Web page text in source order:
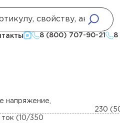
8 (800) 707-90-21 8
напряжение,
230
ток (10/350